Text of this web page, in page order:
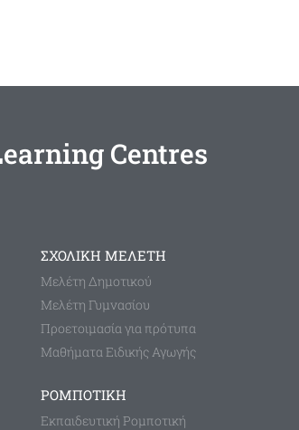
Centres
ΣΧΟΛΙΚΗ ΜΕΛΕΤΗ
Μελέτη Δημοτικού
Μελέτη Γυμνασίου
Προετοιμασία για πρότυπα
Μαθήματα Ειδικής Αγωγής
ΡΟΜΠΟΤΙΚΗ
Εκπαιδευτική Ρομποτική